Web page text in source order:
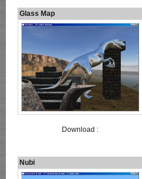
Glass Map
Download :
Nubi